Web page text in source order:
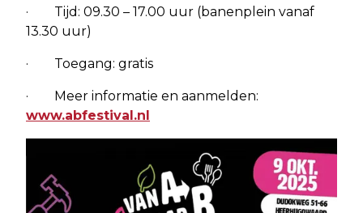
· Tijd: 09.30 – 17.00 uur (banenplein vanaf
13.30 uur)
· Toegang: gratis
· Meer informatie en aanmelden:
www.abfestival.nl